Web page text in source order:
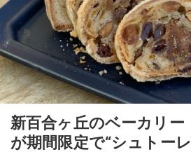
新百合ヶ丘のベーカリ
が期間限定で“シュトー